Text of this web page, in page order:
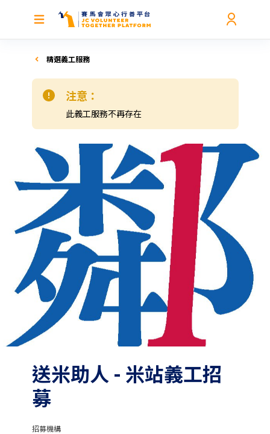
精選義工服務
注意：
此義工服務不再存在
送米助人 - 米站義工招
募
招募機構